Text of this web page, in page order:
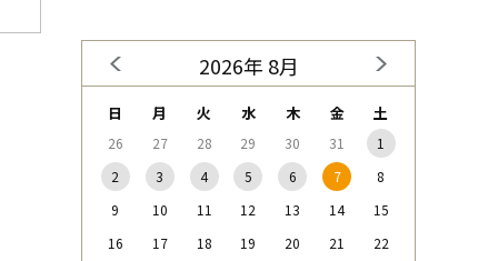
2026年 8月
日 月 火 水 木 金 土
26 27 28 29 30 31
1
2
3 4 5 6 7
8
9
10 11 12 13 14
15
16
17 18 19 20 21
22